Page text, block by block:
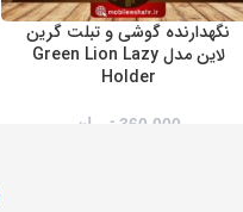
نگهدارنده گوشی و تبلت گرین
لاین مدل Green Lion Lazy
Holder
360,000 تومان